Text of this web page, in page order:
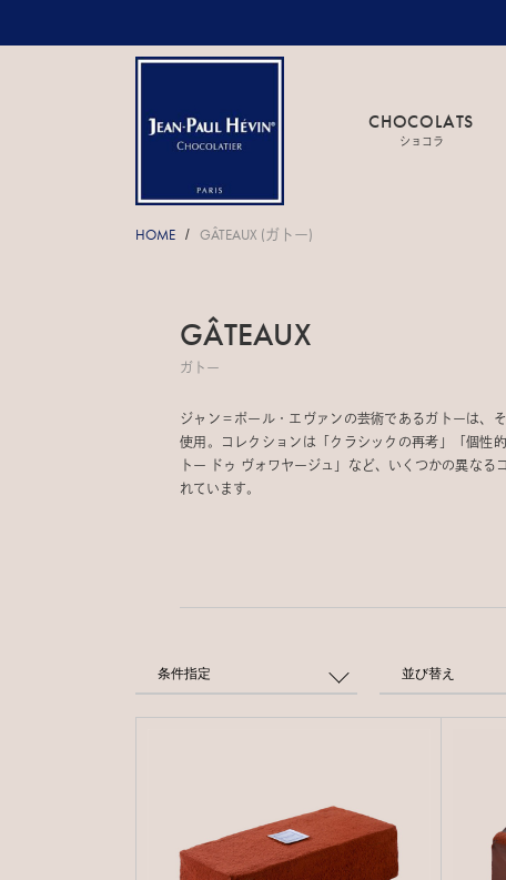
CHOCOLATS
ショコラ
HOME / GÂTEAUX (ガトー)
GÂTEAUX
ガトー
ジャン＝ポール・エヴァンの芸術であるガトーは、
使用。コレクションは「クラシックの再考」「個性
トー ドゥ ヴォワヤージュ」など、いくつかの異なる
れています。
条件指定 並び替え